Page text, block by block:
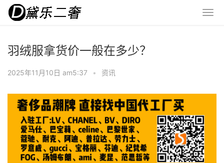
羽绒服拿货价一般在多少？
2025年11月10日 am5:37 • 资讯